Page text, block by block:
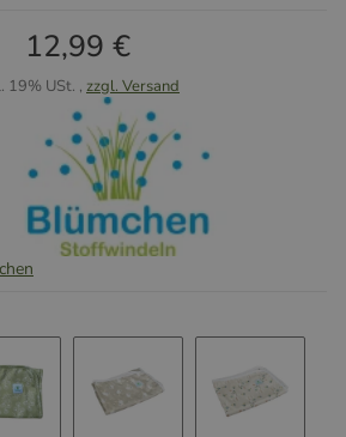
12,99 €
19% USt. , zzgl. Versand